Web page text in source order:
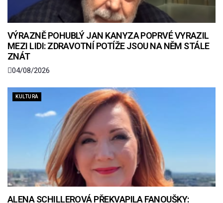
VÝRAZNĚ POHUBLÝ JAN KANYZA POPRVÉ VYRAZIL
MEZI LIDI: ZDRAVOTNÍ POTÍŽE JSOU NA NĚM STÁLE
ZNÁT
04/08/2026
KULTURA
ALENA SCHILLEROVÁ PŘEKVAPILA FANOUŠKY: